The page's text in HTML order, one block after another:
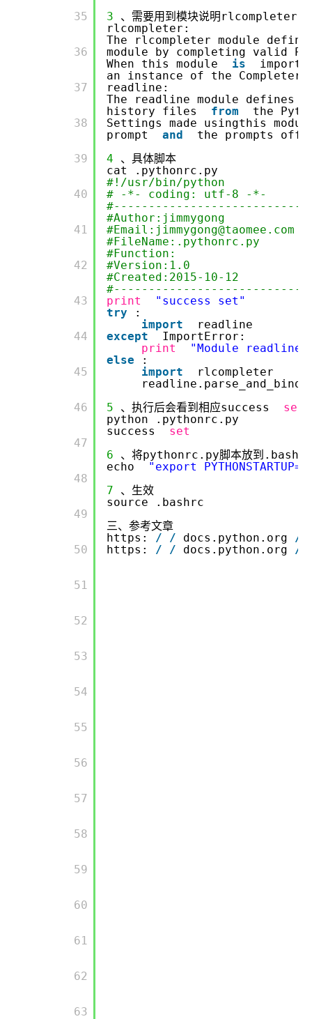
      35
      36
      37
      38
      39
      40
      41
      42
      43
      44
      45
      46
      47
      48
      49
      50
      51
      52
      53
      54
      55
      56
      57
      58
      59
      60
      61
      62
      63
3
、需要用到模块说明rlcompleter
rlcompleter:
The rlcompleter module
module by completing valid
When this module
is
an instance of the Completer
readline:
The readline module
history files
from
the
Settings made usingthis
prompt
and
the prompts
4
、具体脚本
cat .pythonrc.py
#!/usr/bin/python
# -*- coding: utf-8 -*-
#Author:jimmygong
#Email:jimmygong@taomee.com
#FileName:.pythonrc.py
#Function:
#Version:1.0
#Created:2015-10-12
print
"success set"
try
:
import
readline
except
ImportError:
print
"Module
else
:
import
rlcompleter
readline.parse_and_bind(
5
、执行后会看到相应success set
python .pythonrc.py
success
set
6
、将pythonrc.py脚本放到.bashrc
echo
"export
7
、生效
source .bashrc
三、参考文章
https:
/ / docs.python.org /
https:
/ / docs.python.org /